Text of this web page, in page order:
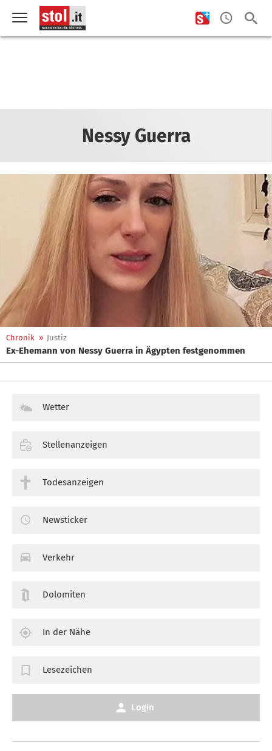
Nessy Guerra
Chronik » Justiz
Ex-Ehemann von Nessy Guerra in Ägypten festgenommen
Wetter
Stellenanzeigen
Todesanzeigen
Newsticker
Verkehr
Dolomiten
In der Nähe
Lesezeichen
Login